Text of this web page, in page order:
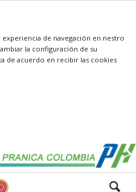
de navegación en nestro
la configuración de su
de acuerdo en recibir las cookies